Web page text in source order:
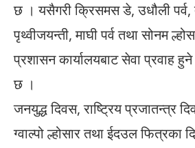
छ । यसैगरी क्रिसमस डे, उधौली पर्व,
पृथ्वीजयन्ती, माघी पर्व तथा सोनम
प्रशासन कार्यालयबाट सेवा प्रवाह हुने
छ ।
जनयुद्ध दिवस, राष्ट्रिय प्रजातन्त्र
ग्वाल्पो ल्होसार तथा ईदउल फित्रका